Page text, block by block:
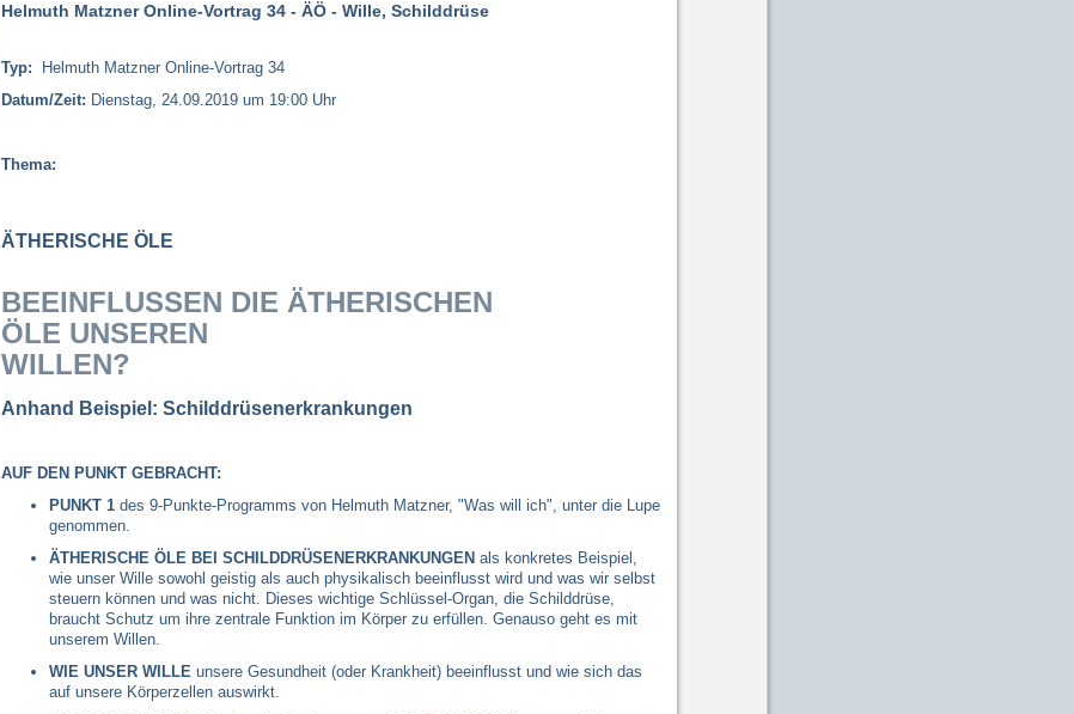
Helmuth Matzner Online-Vortrag 34 - ÄÖ - Wille, Schilddrüse
Typ: Helmuth Matzner Online-Vortrag 34
Datum/Zeit: Dienstag, 24.09.2019 um 19:00 Uhr
Thema:
ÄTHERISCHE ÖLE
BEEINFLUSSEN DIE ÄTHERISCHEN
ÖLE UNSEREN
WILLEN?
Anhand Beispiel: Schilddrüsenerkrankungen
AUF DEN PUNKT GEBRACHT:
PUNKT 1 des 9-Punkte-Programms von Helmuth Matzner, "Was will ich", unter die Lupe
genommen.
ÄTHERISCHE ÖLE BEI SCHILDDRÜSENERKRANKUNGEN als konkretes Beispiel,
wie unser Wille sowohl geistig als auch physikalisch beeinflusst wird und was wir selbst
steuern können und was nicht. Dieses wichtige Schlüssel-Organ, die Schilddrüse,
braucht Schutz um ihre zentrale Funktion im Körper zu erfüllen. Genauso geht es mit
unserem Willen.
WIE UNSER WILLE unsere Gesundheit (oder Krankheit) beeinflusst und wie sich das
auf unsere Körperzellen auswirkt.